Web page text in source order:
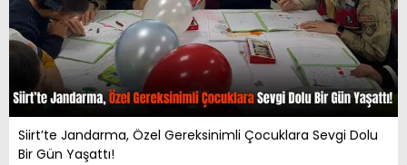
Siirt’te Jandarma, Özel Gereksinimli Çocuklara Sevgi Dolu
Bir Gün Yaşattı!